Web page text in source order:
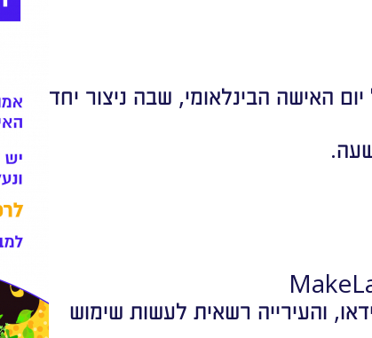
האישה הבינלאומי, שבה ניצור יחד
והעירייה רשאית לעשות שימוש